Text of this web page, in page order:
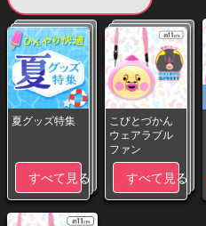
夏グッズ特集
すべて見る
こびとづかん
ウェアラブル
ファン
すべて見る